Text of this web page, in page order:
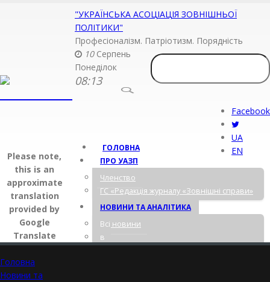
"УКРАЇНСЬКА АСОЦІАЦІЯ ЗОВНІШНЬОЇ
ПОЛІТИКИ"
Професіоналізм. Патріотизм. Порядність
Facebook
UA
EN
10Серпень
Понеділок
08:13
ГОЛОВНА
ПРО УАЗП
Членство
ГС «Редакція журналу «Зовнішні справи»
НОВИНИ ТА АНАЛІТИКА
Всі новини
в
Please note,
this is an
approximate
translation
provided by
Google
Translate
Головна
Новини та